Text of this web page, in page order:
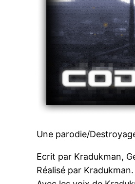
Une parodie/
Ecrit par Kradukman,
Réalisé par Kradukman.